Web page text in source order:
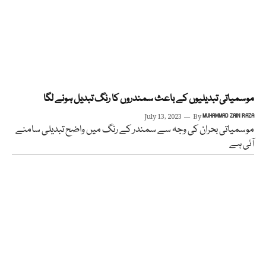
موسمیاتی تبدیلیوں کے باعث سمندروں کا رنگ تبدیل ہونے لگا
July 13, 2023 ByMUHAMMAD ZAIN RAZA
موسمیاتی بحران کی وجہ سے سمندر کے رنگ میں واضح تبدیلی سامنے
آئی ہے